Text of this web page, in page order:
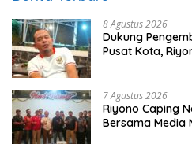
8 Agustus 2026
Dukung
Pusat Kota,
7 Agustus 2026
Riyono Caping
Bersama Media